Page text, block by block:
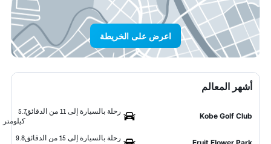
اعرض على الخريطة
أشهر المعالم
Kobe Golf Club
رحلة بالسيارة إلى 11 من الدقائق
5.7
كيلومتر
رحلة بالسيارة إلى 15 من الدقائق
9.8